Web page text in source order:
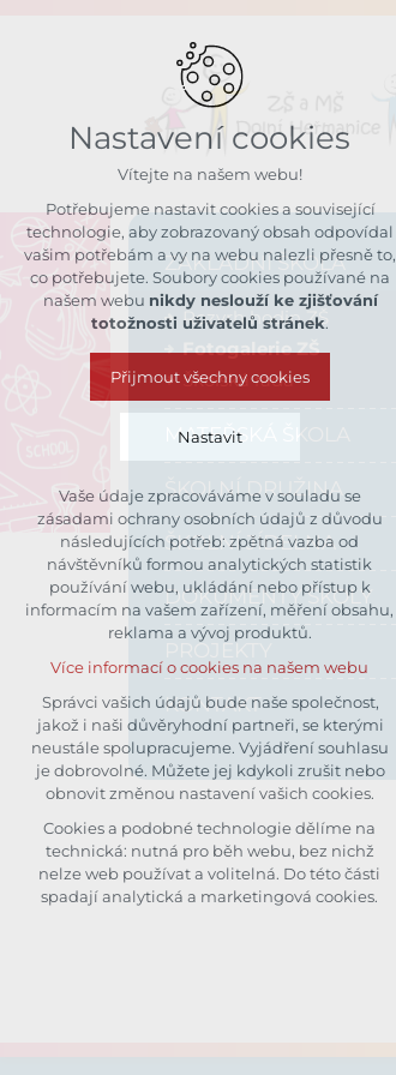
ZÁKLADNÍ ŠKOLA
Rozvrh hodin ZŠ
Fotogalerie ZŠ
Školská rada
MATEŘSKÁ ŠKOLA
ŠKOLNÍ DRUŽINA
ŠKOLNÍ JÍDELNA
DOKUMENTY ŠKOLY
KONTAKT
Nastavení cookies
Vítejte na našem webu!
Potřebujeme nastavit cookies a související
technologie, aby zobrazovaný obsah odpovídal
vašim potřebám a vy na webu nalezli přesně to,
co potřebujete. Soubory cookies používané na
našem webu nikdy neslouží ke zjišťování
totožnosti uživatelů stránek.
Přijmout všechny cookies
Nastavit
Technická cookies
nutná pro provozování webu
udržení kontextu stránek (session):
případná přihlášení, volby jazyka,
apod.
analytická pro anonymizované
vyhodnocení návštěvnosti
marketingová cookies (Google)
Více informací o cookies na našem webu
Přijmout všechny cookies
Odmítnout vše
Vaše údaje zpracováváme v souladu se
zásadami ochrany osobních údajů z důvodu
následujících potřeb: zpětná vazba od
návštěvníků formou analytických statistik
používání webu, ukládání nebo přístup k
informacím na vašem zařízení, měření obsahu,
reklama a vývoj produktů.
Více informací o cookies na našem webu
Správci vašich údajů bude naše společnost,
jakož i naši důvěryhodní partneři, se kterými
neustále spolupracujeme. Vyjádření souhlasu
je dobrovolné. Můžete jej kdykoli zrušit nebo
obnovit změnou nastavení vašich cookies.
Cookies a podobné technologie dělíme na
technická: nutná pro běh webu, bez nichž
nelze web používat a volitelná. Do této části
spadají analytická a marketingová cookies.